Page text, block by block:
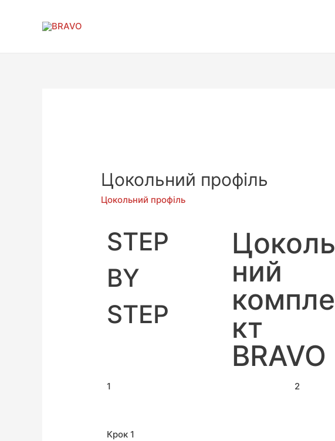
Цокольний профіль
Цокольний профіль
STEP
BY
STEP
Цоколь
ний
компле
кт
BRAVO
1 2
Крок 1